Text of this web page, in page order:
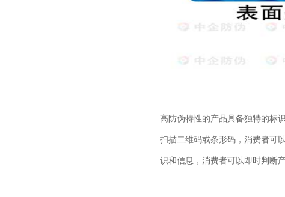
高防伪特性的产品具备独特的标
扫描二维码或条形码，消费者可
识和信息，消费者可以即时判断